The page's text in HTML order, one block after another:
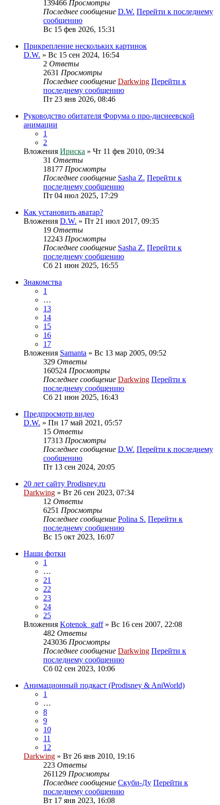
139466 Просмотры
Последнее сообщение D.W. Перейти к последнему
сообщению
Вс 15 фев 2026, 15:31
Прикрепление нескольких картинок
D.W. » Вс 15 сен 2024, 16:54
2 Ответы
2631 Просмотры
Последнее сообщение Darkwing Перейти к
последнему сообщению
Пт 23 янв 2026, 08:46
Руководство обитателя Форума о про-диснеевской
анимации
1
2
Вложения Ириска » Чт 11 фев 2010, 09:34
31 Ответы
18177 Просмотры
Последнее сообщение Sasha Z. Перейти к
последнему сообщению
Пт 04 июл 2025, 17:29
Как установить аватар?
Вложения D.W. » Пт 21 июл 2017, 09:35
19 Ответы
12243 Просмотры
Последнее сообщение Sasha Z. Перейти к
последнему сообщению
Сб 21 июн 2025, 16:55
Знакомства
1
…
13
14
15
16
17
Вложения Samanta » Вс 13 мар 2005, 09:52
329 Ответы
160524 Просмотры
Последнее сообщение Darkwing Перейти к
последнему сообщению
Сб 21 июн 2025, 16:43
Предпросмотр видео
D.W. » Пн 17 май 2021, 05:57
15 Ответы
17313 Просмотры
Последнее сообщение D.W. Перейти к последнему
сообщению
Пт 13 сен 2024, 20:05
20 лет сайту Prodisney.ru
Darkwing » Вт 26 сен 2023, 07:34
12 Ответы
6251 Просмотры
Последнее сообщение Polina S. Перейти к
последнему сообщению
Вс 15 окт 2023, 16:07
Наши фотки
1
…
21
22
23
24
25
Вложения Kotenok_gaff» Вс 16 сен 2007, 22:08
482 Ответы
243036 Просмотры
Последнее сообщение Darkwing Перейти к
последнему сообщению
Сб 02 сен 2023, 10:06
Анимационный подкаст (Prodisney & AniWorld)
1
…
8
9
10
11
12
Darkwing » Вт 26 янв 2010, 19:16
223 Ответы
261129 Просмотры
Последнее сообщение Скуби-Ду Перейти к
последнему сообщению
Вт 17 янв 2023, 16:08